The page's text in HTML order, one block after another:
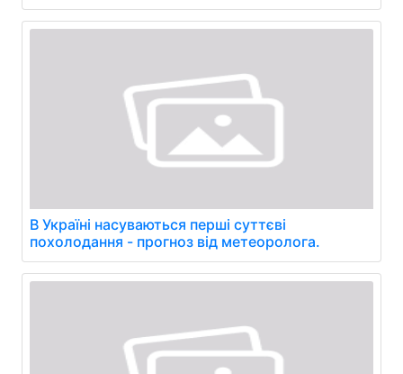
В Україні насуваються перші суттєві
похолодання - прогноз від метеоролога.